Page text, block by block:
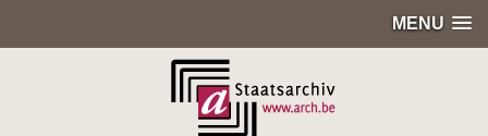
MENU